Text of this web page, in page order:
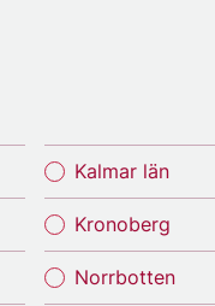
Kalmar län
Kronoberg
Norrbotten